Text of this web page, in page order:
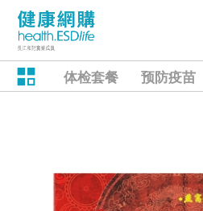
体检套餐 预防疫苗